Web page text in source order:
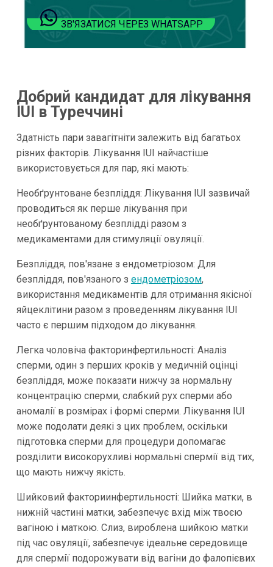
ЗВ'ЯЗАТИСЯ ЧЕРЕЗ WHATSAPP
Добрий кандидат для лікування
IUI в Туреччині
Здатність пари завагітніти залежить від багатьох
різних факторів. Лікування IUI найчастіше
використовується для пар, які мають:
Необґрунтоване безпліддя: Лікування IUI зазвичай
проводиться як перше лікування при
необґрунтованому безплідді разом з
медикаментами для стимуляції овуляції.
Безпліддя, пов'язане з ендометріозом: Для
безпліддя, пов'язаного з ендометріозом,
використання медикаментів для отримання якісної
яйцеклітини разом з проведенням лікування IUI
часто є першим підходом до лікування.
Легка чоловіча факторинфертильності: Аналіз
сперми, один з перших кроків у медичній оцінці
безпліддя, може показати нижчу за нормальну
концентрацію сперми, слабкий рух сперми або
аномалії в розмірах і формі сперми. Лікування IUI
може подолати деякі з цих проблем, оскільки
підготовка сперми для процедури допомагає
розділити високорухливі нормальні спермії від тих,
що мають нижчу якість.
Шийковий факториинфертильності: Шийка матки, в
нижній частині матки, забезпечує вхід між твоєю
вагіною і маткою. Слиз, вироблена шийкою матки
під час овуляції, забезпечує ідеальне середовище
для спермії подорожувати від вагіни до фалопієвих